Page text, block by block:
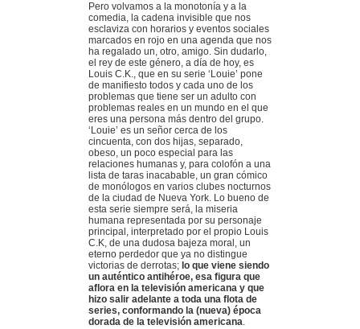
Pero volvamos a la monotonía y a la
comedia, la cadena invisible que nos
esclaviza con horarios y eventos sociales
marcados en rojo en una agenda que nos
ha regalado un, otro, amigo. Sin dudarlo,
el rey de este género, a día de hoy, es
Louis C.K., que en su serie ‘Louie’ pone
de manifiesto todos y cada uno de los
problemas que tiene ser un adulto con
problemas reales en un mundo en el que
eres una persona más dentro del grupo.
‘Louie’ es un señor cerca de los
cincuenta, con dos hijas, separado,
obeso, un poco especial para las
relaciones humanas y, para colofón a una
lista de taras inacabable, un gran cómico
de monólogos en varios clubes nocturnos
de la ciudad de Nueva York. Lo bueno de
esta serie siempre será, la miseria
humana representada por su personaje
principal, interpretado por el propio Louis
C.K, de una dudosa bajeza moral, un
eterno perdedor que ya no distingue
victorias de derrotas; lo que viene siendo
un auténtico antihéroe, esa figura que
aflora en la televisión americana y que
hizo salir adelante a toda una flota de
series, conformando la (nueva) época
dorada de la televisión americana.